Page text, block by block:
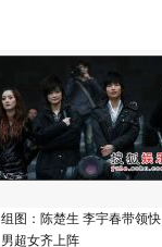
组图：陈楚生 李宇春带领快
男超女齐上阵